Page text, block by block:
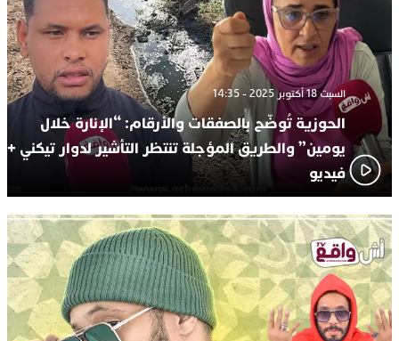
السبت 18 أكتوبر 2025 - 14:35
الحوزية تُوضّح بالصفقات والأرقام: “الإنارة خلال
يومين” والطريق المؤجلة تنتظر التأشير لدوار تيكني +
فيديو